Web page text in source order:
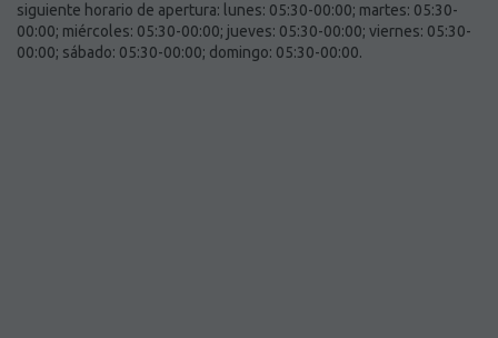
siguiente horario de apertura: lunes: 05:30-00:00; martes: 05:30-
00:00; miércoles: 05:30-00:00; jueves: 05:30-00:00; viernes: 05:30-
00:00; sábado: 05:30-00:00; domingo: 05:30-00:00.